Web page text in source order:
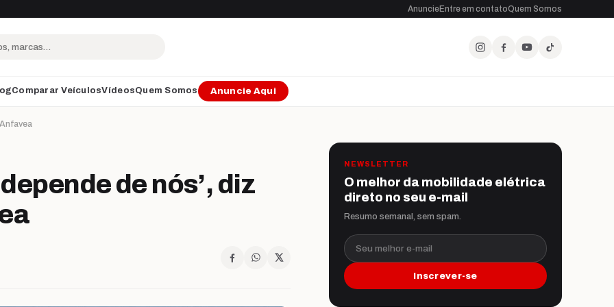
AnuncieEntre em contatoQuem Somos
Comparar VeículosVídeosQuem Somos Anuncie Aqui
de nós’, diz
NEWSLETTER
O melhor da mobilidade elétrica
direto no seu e-mail
Resumo semanal, sem spam.
Seu melhor e-mail
Inscrever-se